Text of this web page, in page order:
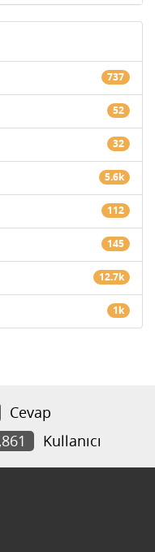
737
52
32
5.6k
112
145
12.7k
1k
Cevap
Kullanıcı